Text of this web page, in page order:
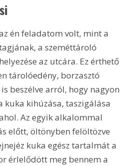
én feladatom volt, mint a
a szeméttároló
az utcára. Ez érthető
tárolóedény, borzasztó
beszélve arról, hogy nagyon
kuka kihúzása, taszigálása
Az egyik alkalommal 
előtt, öltönyben felöltözve 
kuka egész tartalmát a
érlelődött meg bennem a